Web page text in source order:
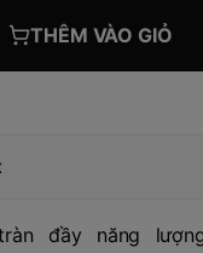
THÊM VÀO GIỎ
đầy năng